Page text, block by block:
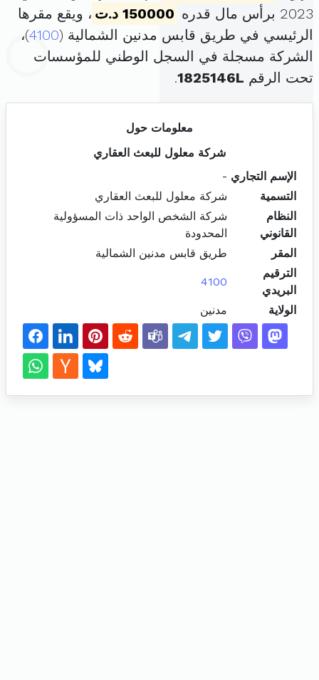
2023 برأس مال قدره
150000 د.ت
، ويقع مقرها
الرئيسي في طريق قابس مدنين الشمالية (4100)،
الشركة مسجلة في السجل الوطني للمؤسسات
تحت الرقم 1825146L
.
معلومات حول
شركة معلول للبعث العقاري
الإسم التجاري -
التسمية
شركة معلول للبعث العقاري
النظام
القانوني
شركة الشخص الواحد ذات المسؤولية
المحدودة
المقر
طريق قابس مدنين الشمالية
الترقيم
البريدي
4100
الولاية مدنين